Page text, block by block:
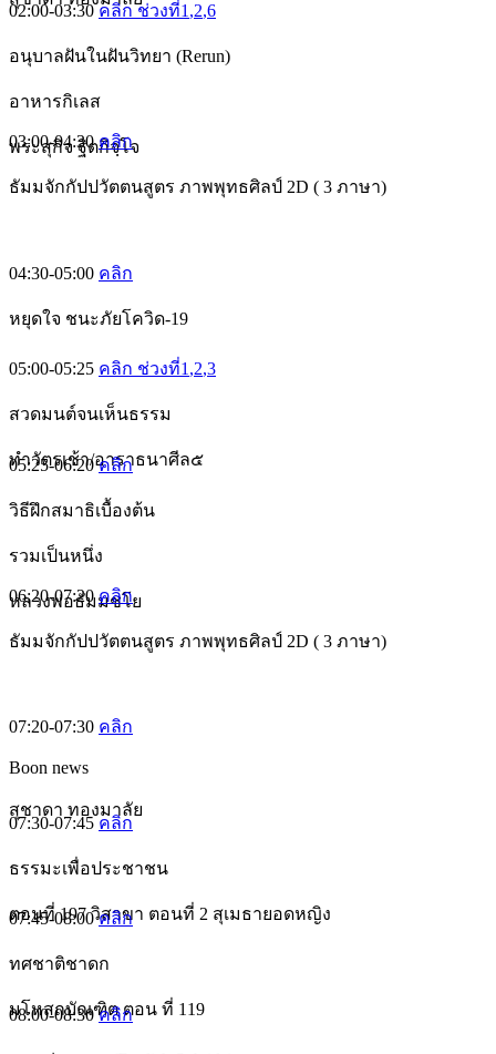
02:00-03:30คลิก ช่วงที่1 ,2,6
อนุบาลฝันในฝันวิทยา (Rerun)
อาหารกิเลส
พระสุกิจ ฐิตกิจฺโจ
03:00-04:30คลิก
ธัมมจักกัปปวัตตนสูตร ภาพพุทธศิลป์ 2D ( 3 ภาษา)
04:30-05:00 คลิก
หยุดใจ ชนะภัยโควิด-19
05:00-05:25 คลิก ช่วงที่1 ,2,3
สวดมนต์จนเห็นธรรม
ทำวัตรเช้า/อาราธนาศีล๕
05:25-06:20คลิก
วิธีฝึกสมาธิเบื้องต้น
รวมเป็นหนึ่ง
หลวงพ่อธัมมชโย
06:20-07:20คลิก
ธัมมจักกัปปวัตตนสูตร ภาพพุทธศิลป์ 2D ( 3 ภาษา)
07:20-07:30 คลิก
Boon news
สุชาดา ทองมาลัย
07:30-07:45 คลิก
ธรรมะเพื่อประชาชน
ตอนที่ 197 วิสาขา ตอนที่ 2 สุเมธายอดหญิง
07:45-08:00คลิก
ทศชาติชาดก
มโหสถบัณฑิต ตอน ที่ 119
08:00-08:30คลิก